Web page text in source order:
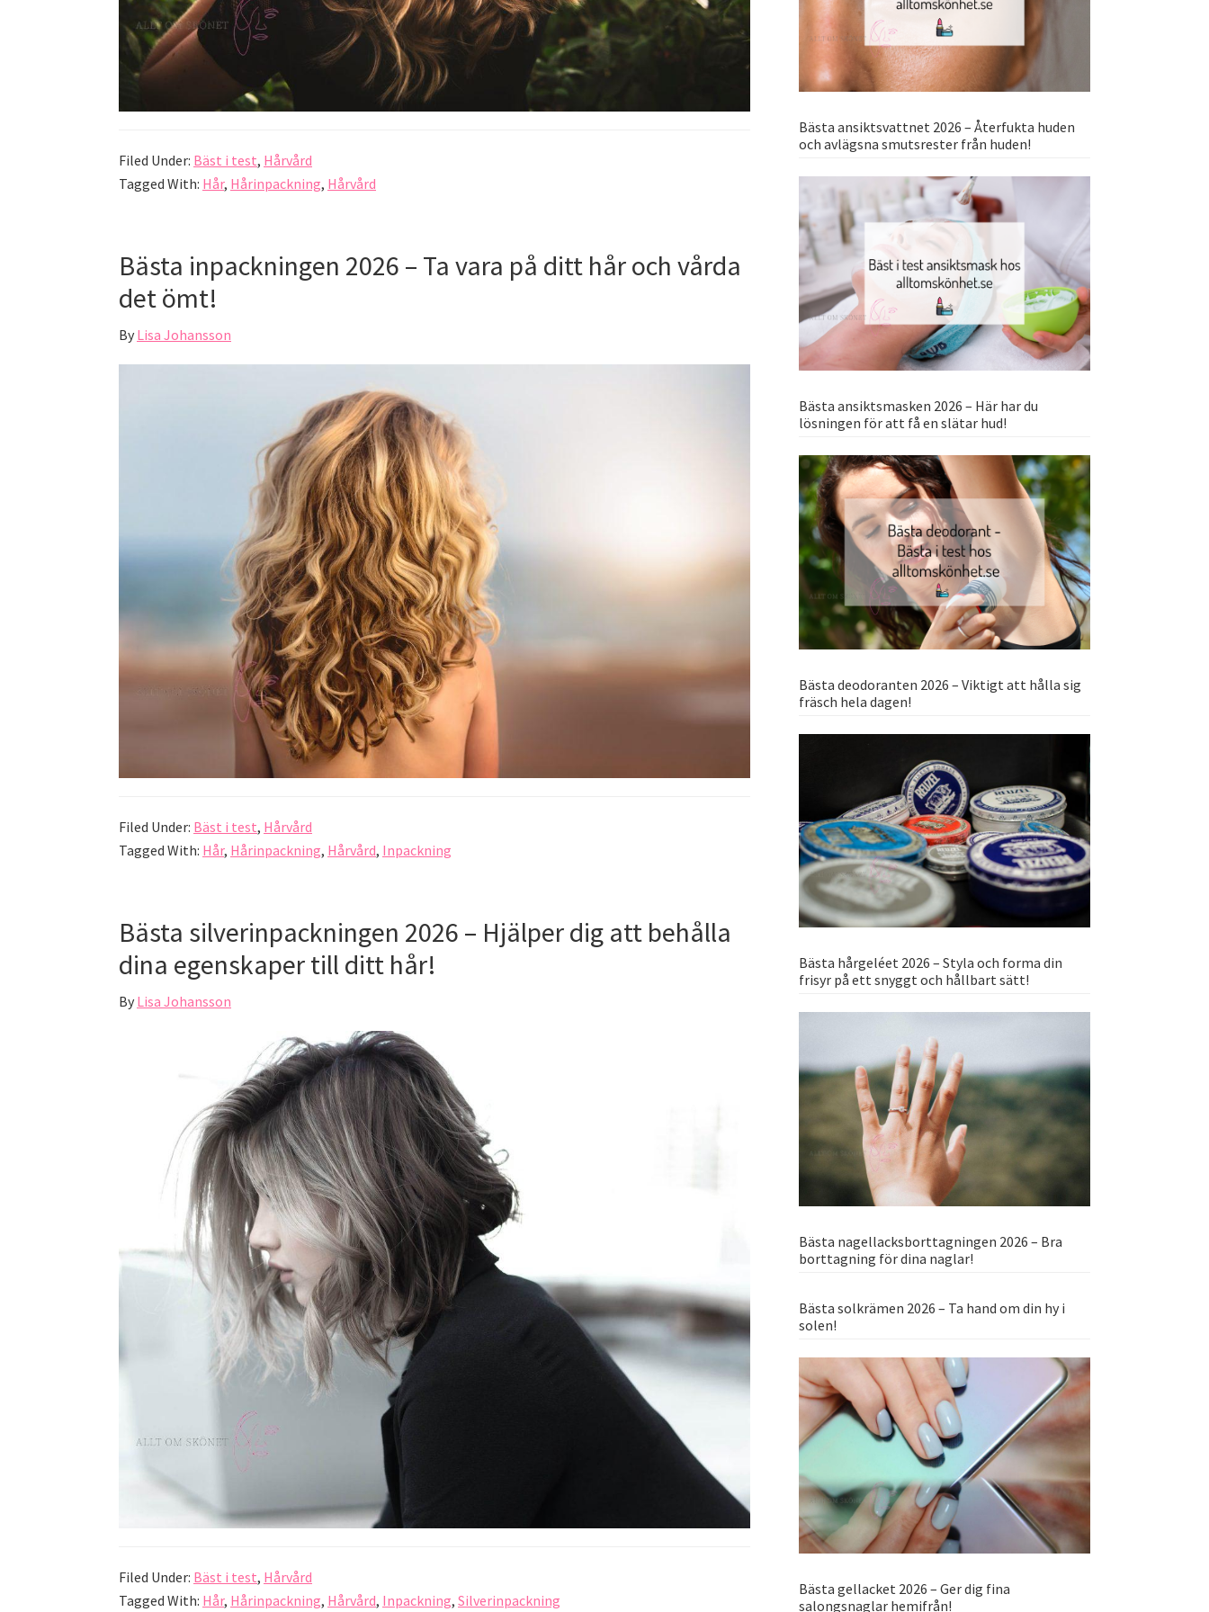
Filed Under: Bäst i test, Hårvård
Tagged With: Hår, Hårinpackning, Hårvård
Bästa inpackningen 2026 – Ta vara på ditt hår och vårda
det ömt!
By Lisa Johansson
Filed Under: Bäst i test, Hårvård
Tagged With: Hår, Hårinpackning, Hårvård, Inpackning
Bästa silverinpackningen 2026 – Hjälper dig att behålla
dina egenskaper till ditt hår!
By Lisa Johansson
Filed Under: Bäst i test, Hårvård
Tagged With: Hår, Hårinpackning, Hårvård, Inpackning, Silverinpackning
Bästa ansiktsvattnet 2026 – Återfukta huden
och avlägsna smutsrester från huden!
Bästa ansiktsmasken 2026 – Här har du
lösningen för att få en slätar hud!
Bästa deodoranten 2026 – Viktigt att hålla sig
fräsch hela dagen!
Bästa hårgeléet 2026 – Styla och forma din
frisyr på ett snyggt och hållbart sätt!
Bästa nagellacksborttagningen 2026 – Bra
borttagning för dina naglar!
Bästa solkrämen 2026 – Ta hand om din hy i
solen!
Bästa gellacket 2026 – Ger dig fina
salongsnaglar hemifrån!